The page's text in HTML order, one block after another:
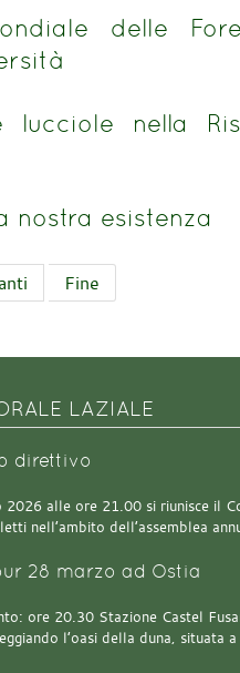
delle
lucciole nella
nostra esistenza
Fine
LAZIALE
direttivo
2026 alle ore 21.00 si riunisce il
nell’ambito dell’assemblea
28 marzo ad Ostia
ore 20.30 Stazione Castel
l’oasi della duna, situata